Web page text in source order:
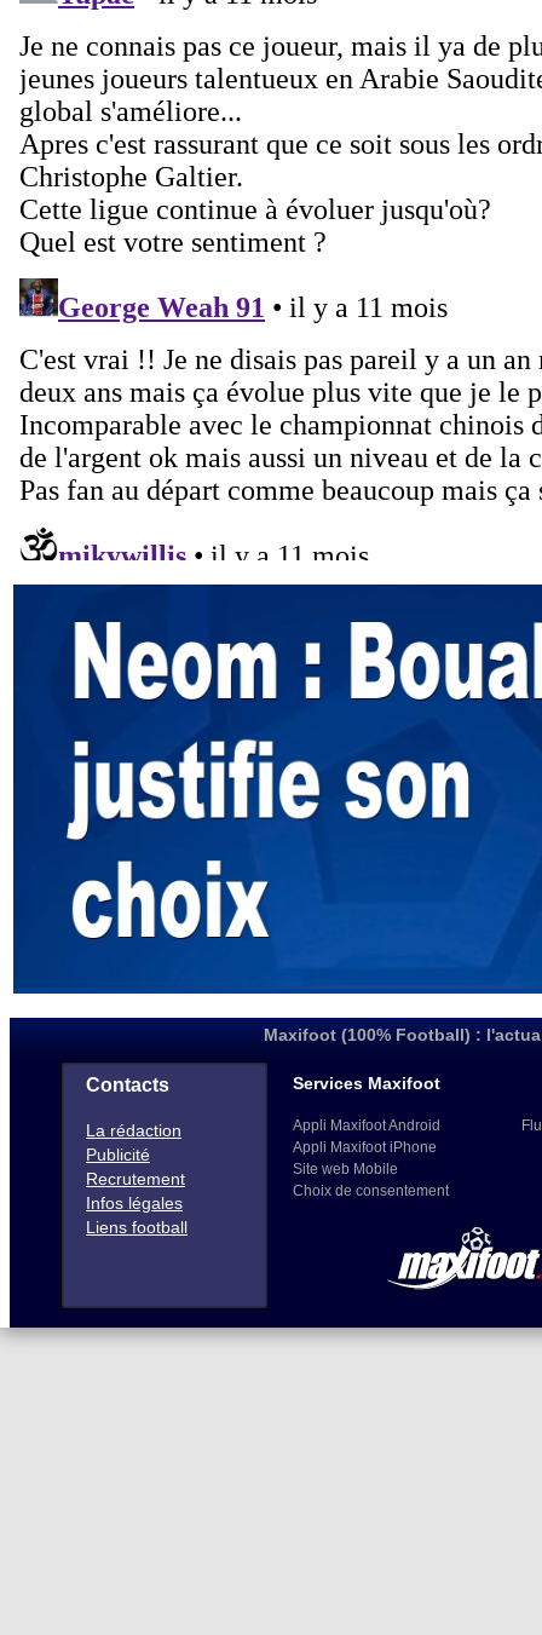
Maxifoot (100% Football) :
Contacts
La rédaction
Publicité
Recrutement
Infos légales
Liens football
Services Maxifoot
Appli Maxifoot Android
Appli Maxifoot iPhone
Site web Mobile
Choix de consentement